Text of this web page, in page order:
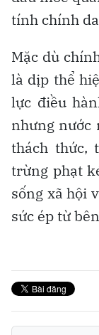
tính chính
Mặc dù
là dịp thể
lực điều
nhưng nước
thách thức,
trừng phạt
sống xã hội
sức ép từ